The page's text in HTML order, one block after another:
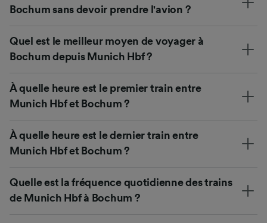
Bochum sans devoir prendre l'avion ?
Quel est le meilleur moyen de voyager à
Bochum depuis Munich Hbf ?
À quelle heure est le premier train entre
Munich Hbf et Bochum ?
À quelle heure est le dernier train entre
Munich Hbf et Bochum ?
Quelle est la fréquence quotidienne des trains
de Munich Hbf à Bochum ?